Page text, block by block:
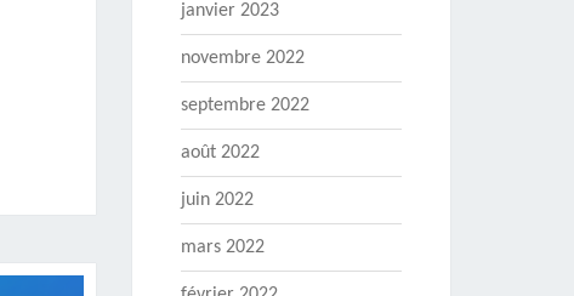
janvier 2023
novembre 2022
septembre 2022
août 2022
juin 2022
mars 2022